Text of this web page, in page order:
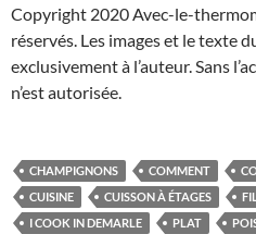
Copyright 2020 Avec-le-
réservés. Les images et le texte
exclusivement à l’auteur. Sans
n’est autorisée.
CHAMPIGNONS COMMENT
CUISINE
CUISSON À ÉTAGES
I COOK IN DEMARLE
PLAT